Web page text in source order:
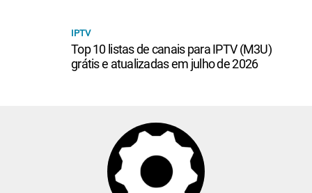
IPTV
Top 10 listas de canais para IPTV (M3U)
grátis e atualizadas em julho de 2026